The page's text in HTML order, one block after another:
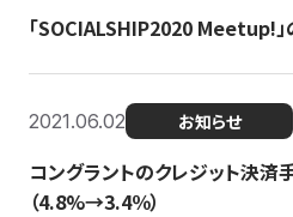
「SOCIALSHIP2020 Meetup!」
2021.06.02 お知らせ
コングラントのクレジット決済
（4.8%→3.4％）